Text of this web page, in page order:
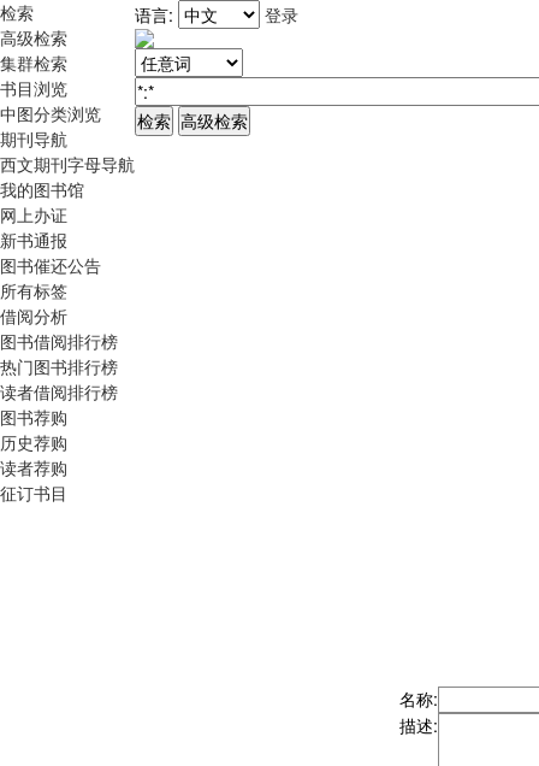
检索
高级检索
集群检索
书目浏览
中图分类浏览
期刊导航
西文期刊字母导航
我的图书馆
网上办证
新书通报
图书催还公告
所有标签
借阅分析
图书借阅排行榜
热门图书排行榜
读者借阅排行榜
图书荐购
历史荐购
读者荐购
征订书目
语言: 登录
名称:
描述: